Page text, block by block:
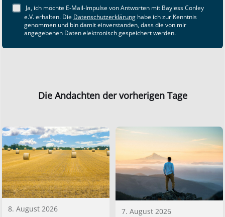
Ja, ich möchte E-Mail-Impulse von Antworten mit Bayless Conley
e.V. erhalten. Die Datenschutzerklärung habe ich zur Kenntnis
genommen und bin damit einverstanden, dass die von mir
angegebenen Daten elektronisch gespeichert werden.
Die Andachten der vorherigen Tage
8. August 2026 7. August 2026